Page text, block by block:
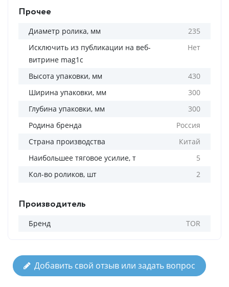
Прочее
Диаметр ролика, мм
235
Исключить из публикации на веб-
витрине mag1c
Нет
Высота упаковки, мм
430
Ширина упаковки, мм
300
Глубина упаковки, мм
300
Родина бренда
Россия
Страна производства
Китай
Наибольшее тяговое усилие, т
5
Кол-во роликов, шт
2
Производитель
Бренд TOR
Добавить свой отзыв или задать вопрос